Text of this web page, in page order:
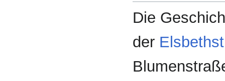
Die
der